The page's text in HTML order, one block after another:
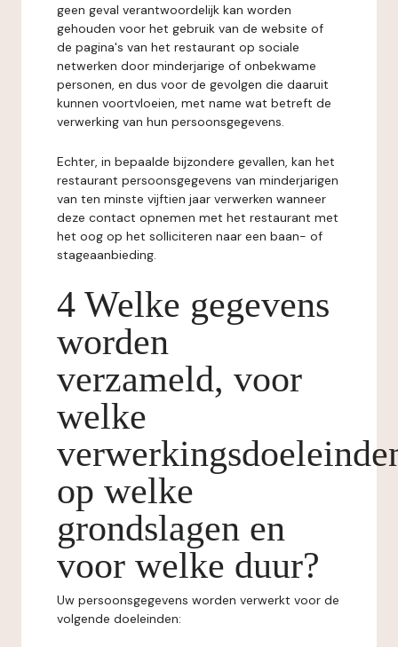
geen geval verantwoordelijk kan worden
gehouden voor het gebruik van de website of
de pagina's van het restaurant op sociale
netwerken door minderjarige of onbekwame
personen, en dus voor de gevolgen die daaruit
kunnen voortvloeien, met name wat betreft de
verwerking van hun persoonsgegevens.
Echter, in bepaalde bijzondere gevallen, kan het
restaurant persoonsgegevens van minderjarigen
van ten minste vijftien jaar verwerken wanneer
deze contact opnemen met het restaurant met
het oog op het solliciteren naar een baan- of
stageaanbieding.
4 Welke gegevens
worden
verzameld, voor
welke
op welke
grondslagen en
voor welke duur?
Uw persoonsgegevens worden verwerkt voor de
volgende doeleinden: